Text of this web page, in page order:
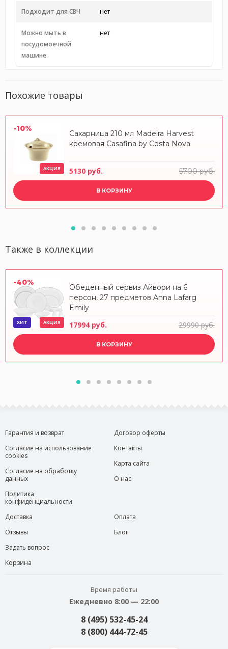
Подходит для СВЧ нет
Можно мыть в
посудомоечной
машине
нет
Похожие товары
-10%
АКЦИЯ
Сахарница 210 мл Madeira Harvest
кремовая Casafina by Costa Nova
5130 руб. 5700 руб.
В КОРЗИНУ
Также в коллекции
-40%
ХИТ АКЦИЯ
Обеденный сервиз Айвори на 6
персон, 27 предметов Anna Lafarg
Emily
17994 руб. 29990 руб.
В КОРЗИНУ
Гарантия и возврат
Согласие на использование
cookies
Согласие на обработку
данных
Политика
конфиденциальности
Договор оферты
Контакты
Карта сайта
О нас
Доставка
Отзывы
Задать вопрос
Корзина
Оплата
Блог
Время работы
Ежедневно 8:00 — 22:00
8 (495) 532-45-24
8 (800) 444-72-45